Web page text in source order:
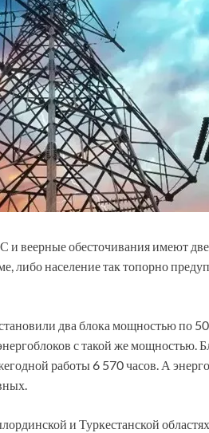
и веерные обесточивания имеют
либо население так топорно
два блока мощностью
с такой же мощностью.
работы 6 570 часов. А
и Туркестанской